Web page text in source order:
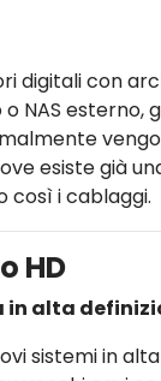
digitali con
NAS esterno,
esiste già
così i cablaggi.
HD
in alta
sistemi in